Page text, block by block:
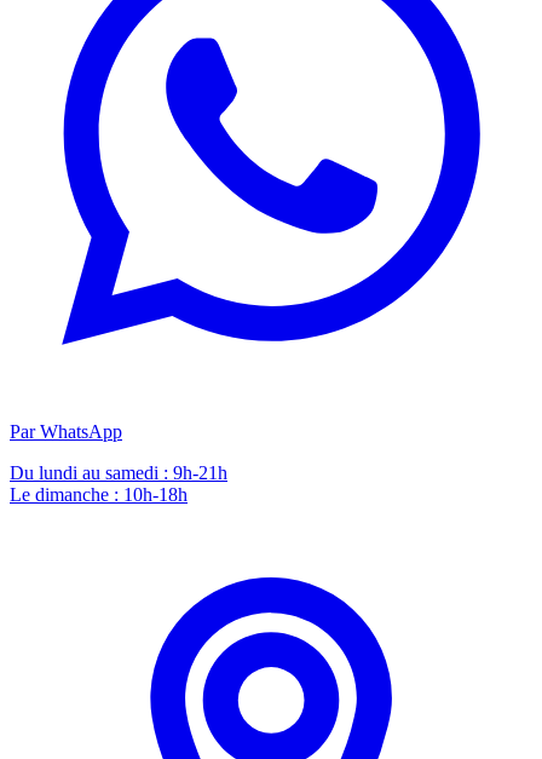
Par WhatsApp
Du lundi au samedi : 9h-21h
Le dimanche : 10h-18h